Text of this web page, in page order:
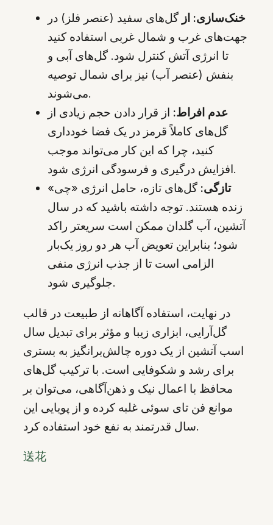
خنک‌سازی: از گل‌های سفید (عنصر فلز) در
جهت‌های غرب و شمال غربی استفاده کنید
تا انرژی آتش کنترل شود. گل‌های آبی و
بنفش (عنصر آب) نیز برای شمال توصیه
می‌شوند.
عدم افراط: از قرار دادن حجم زیادی از
گل‌های کاملاً قرمز در یک فضا خودداری
کنید، چرا که این کار می‌تواند موجب
افزایش درگیری و فرسودگی انرژی شود.
تازگی: گل‌های تازه، حامل انرژی «چی»
زنده هستند. توجه داشته باشید که در سال
آتشین، آب گلدان ممکن است سریعتر راکد
شود؛ بنابراین تعویض آب هر دو روز یک‌بار
الزامی است تا از جذب انرژی منفی
جلوگیری شود.
در نهایت، استفاده آگاهانه از طبیعت در قالب
گل‌آرایی، ابزاری زیبا و مؤثر برای تبدیل سال
اسب آتشین از یک دوره چالش‌برانگیز به بستری
برای رشد و شکوفایی است. با ترکیب گل‌های
محافظ با اعمال نیک و ذهن‌آگاهی، می‌توان بر
موانع فن تای سوئی غلبه کرده و از پویایی این
سال قدرتمند به نفع خود استفاده کرد.
送花